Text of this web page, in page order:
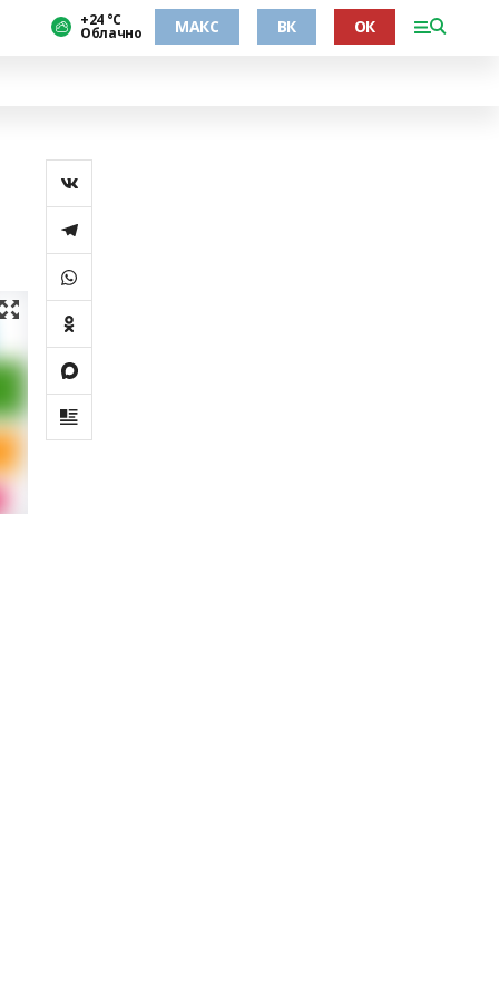
+24 °С
Облачно МАКС ВК ОК